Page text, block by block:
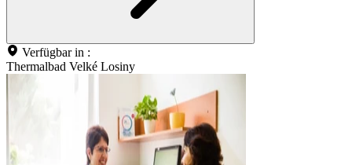
Verfügbar in :
Thermalbad Velké Losiny